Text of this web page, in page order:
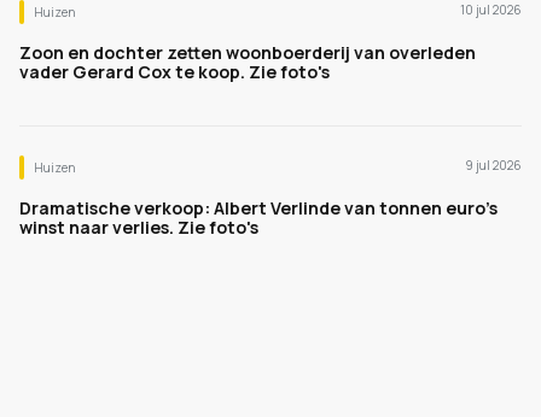
Huizen 10 jul 2026
Zoon en dochter zetten woonboerderij van overleden
vader Gerard Cox te koop. Zie foto's
Huizen 9 jul 2026
Dramatische verkoop: Albert Verlinde van tonnen euro's
winst naar verlies. Zie foto's